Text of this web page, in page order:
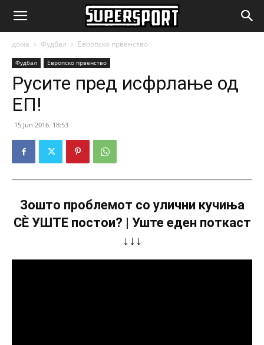
SuperSport.mk
дома Фудбал Европско првенство
Фудбал Европско првенство
Русите пред исфрлање од
ЕП!
15 Jun 2016. 18:53
Зошто проблемот со улични кучиња
СÈ УШТЕ постои? | Уште еден поткаст
↓↓↓